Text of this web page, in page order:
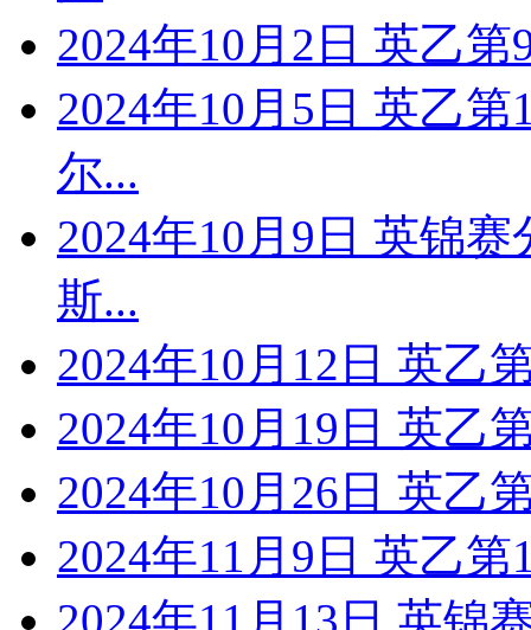
2024年10月2日 英乙
2024年10月5日 英乙
尔...
2024年10月9日 英锦
斯...
2024年10月12日 英乙
2024年10月19日 英乙
2024年10月26日 英乙
2024年11月9日 英乙
2024年11月13日 英锦